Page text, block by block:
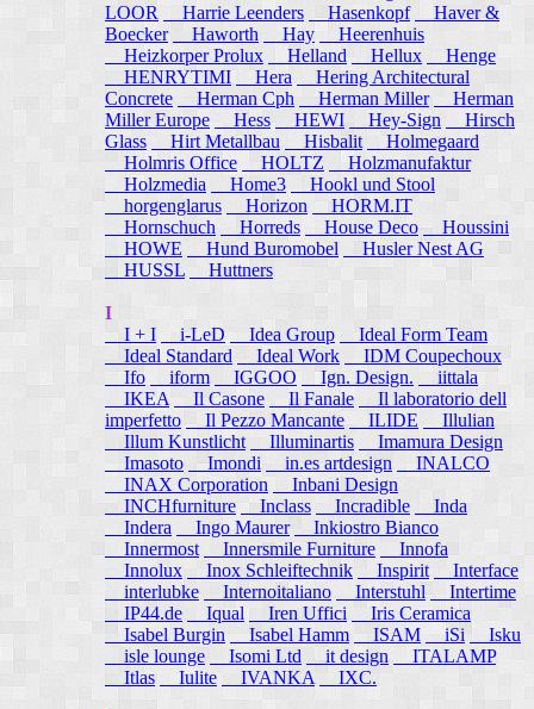
LOOR
Harrie Leenders Hasenkopf
Haver &
Boecker
Haworth Hay
Heerenhuis
Heizkorper Prolux
Helland Hellux
Henge
HENRYTIMI
Hera
Hering Architectural
Concrete
Herman Cph Herman Miller
Herman
Miller Europe
Hess HEWI Hey-Sign
Hirsch
Glass
Hirt Metallbau Hisbalit
Holmegaard
Holmris Office
HOLTZ
Holzmanufaktur
Holzmedia
Home3
Hookl und Stool
horgenglarus
Horizon
HORM.IT
Hornschuch
Horreds House Deco
Houssini
HOWE
Hund Buromobel
Husler Nest AG
HUSSL
Huttners
I
I + I
i-LeD Idea Group
Ideal Form Team
Ideal Standard
Ideal Work
IDM Coupechoux
Ifo
iform IGGOO Ign. Design.
iittala
IKEA
Il Casone Il Fanale
Il laboratorio dell
imperfetto
Il Pezzo Mancante ILIDE
Illulian
Illum Kunstlicht
Illuminartis
Imamura Design
Imasoto
Imondi in.es artdesign
INALCO
INAX Corporation
Inbani Design
INCHfurniture
Inclass Incradible
Inda
Indera
Ingo Maurer
Inkiostro Bianco
Innermost
Innersmile Furniture
Innofa
Innolux
Inox Schleiftechnik Inspirit
Interface
interlubke
Internoitaliano Interstuhl
Intertime
IP44.de
Iqual Iren Uffici
Iris Ceramica
Isabel Burgin
Isabel Hamm ISAM iSi Isku
isle lounge
Isomi Ltd it design
ITALAMP
Itlas
Iulite IVANKA IXC.